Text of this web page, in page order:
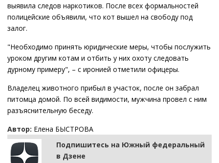
выявила следов наркотиков. После всех формальностей
полицейские объявили, что кот вышел на свободу под
залог.
"Необходимо принять юридические меры, чтобы послужить
уроком другим котам и отбить у них охоту следовать
дурному примеру", – с иронией отметили офицеры.
Владелец животного прибыл в участок, после он забрал
питомца домой. По всей видимости, мужчина провел с ним
разъяснительную беседу.
Автор: Елена БЫСТРОВА
Подпишитесь на Южный федеральный
в Дзене